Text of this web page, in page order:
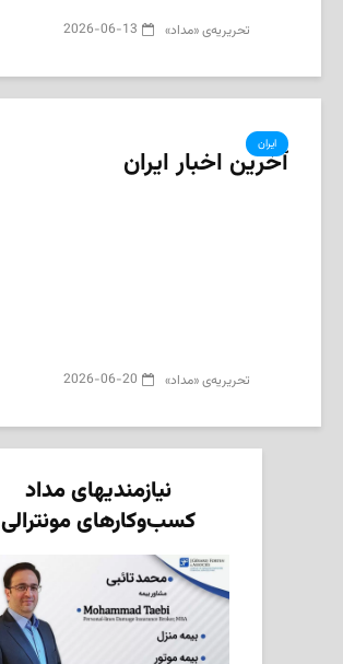
تحریریه‌ی «مداد» 2026-06-13
ایران
آخرین اخبار ایران
تحریریه‌ی «مداد» 2026-06-20
نیازمندیهای مداد
کسب‌وکارهای مونترالی